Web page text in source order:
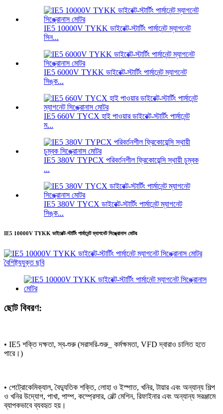
IE5 10000V TYKK ডাইরেক্ট-স্টার্টিং পার্মানেন্ট ম্যাগনেট
সিন...
IE5 6000V TYKK ডাইরেক্ট-স্টার্টিং পার্মানেন্ট ম্যাগনেট
সিঙ্ক...
IE5 660V TYCX হাই পাওয়ার ডাইরেক্ট-স্টার্টিং পার্মানেন্ট
ম...
IE5 380V TYPCX পরিবর্তনশীল ফ্রিকোয়েন্সি স্থায়ী চুম্বক
...
IE5 380V TYCX ডাইরেক্ট-স্টার্টিং পার্মানেন্ট ম্যাগনেট
সিঙ্ক...
IE5 10000V TYKK ডাইরেক্ট-স্টার্টিং পার্মানেন্ট ম্যাগনেট সিঙ্ক্রোনাস মোটর
ছোট বিবরণ:
• IE5 শক্তি দক্ষতা, স্ব-শুরু (সরাসরি-শুরু_ কর্মক্ষমতা, VFD দ্বারাও চালিত হতে
পারে।)
• পেট্রোকেমিক্যাল, বৈদ্যুতিক শক্তি, লোহা ও ইস্পাত, খনির, টায়ার এবং অন্যান্য শিল্প
ও খনির উদ্যোগ, পাখা, পাম্প, কম্প্রেসার, বেল্ট মেশিন, রিফাইনার এবং অন্যান্য সরঞ্জামে
ব্যাপকভাবে ব্যবহৃত হয়।